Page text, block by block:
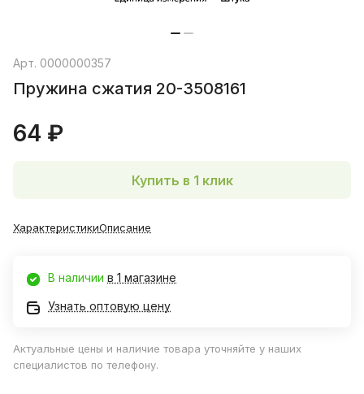
Арт. 0000000357
Пружина сжатия 20-3508161
64 ₽
Купить в 1 клик
ХарактеристикиОписание
В наличии в 1 магазине
Узнать оптовую цену
Актуальные цены и наличие товара уточняйте у наших
специалистов по телефону.